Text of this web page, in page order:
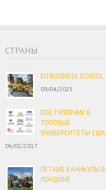
CТРАНЫ
EU BUSINESS SCHOOL
09/04/2025
ПОСТУПЛЕНИЕ В
ТОПОВЫЕ
УНИВЕРСИТЕТЫ США
06/02/2017
ЛЕТНИЕ КАНИКУЛЫ В
ЛОНДОНЕ